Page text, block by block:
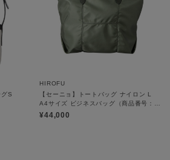
S
HIROFU
【セーニョ】トートバッグ ナイロン L
A4サイズ ビジネスバッグ（商品番号：
P25－39642）
¥44,000